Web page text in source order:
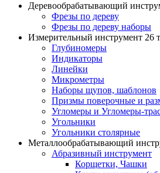
Деревообрабатывающий
Фрезы по дереву
Фрезы по дереву наборы
Измерительный инструмент 26
Глубиномеры
Индикаторы
Линейки
Микрометры
Наборы щупов, шаблонов
Призмы поверочные и
Угломеры и Угломеры-
Угольники
Угольники столярные
Металлообрабатывающий
Абразивный инструмент
Корщетки, Чашки